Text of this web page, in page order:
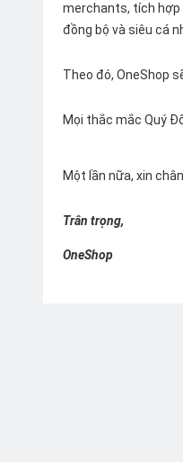
merchants, tích hợp
đồng bộ và siêu cá
Theo đó, OneShop
Mọi thắc mắc Quý
Một lần nữa, xin
Trân trọng,
OneShop